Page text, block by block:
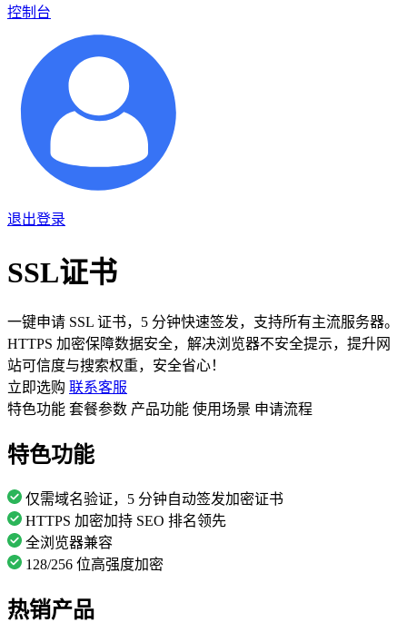
控制台
退出登录
SSL证书
一键申请 SSL 证书，5 分钟快速签发，支持所有主流服务器。
HTTPS 加密保障数据安全，解决浏览器不安全提示，提升网
站可信度与搜索权重，安全省心！
立即选购 联系客服
特色功能 套餐参数 产品功能 使用场景 申请流程
特色功能
仅需域名验证，5 分钟自动签发加密证书
HTTPS 加密加持 SEO 排名领先
全浏览器兼容
128/256 位高强度加密
热销产品